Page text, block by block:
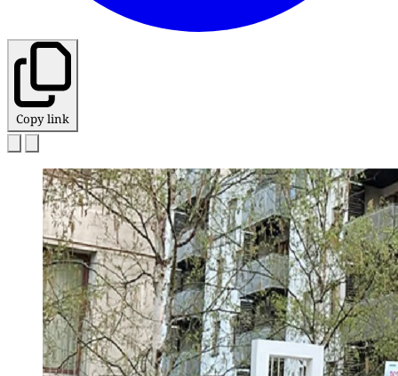
Copy link